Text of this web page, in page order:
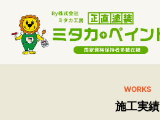
WORKS
施工実績